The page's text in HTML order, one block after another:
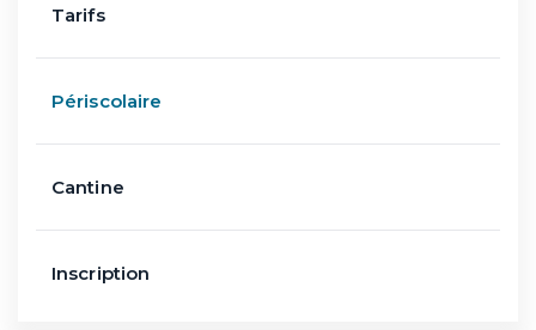
Tarifs
Périscolaire
Cantine
Inscription